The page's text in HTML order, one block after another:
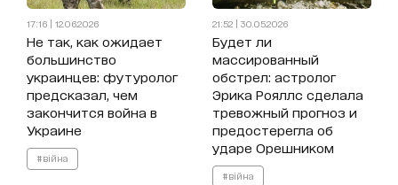
17:16 | 12.06.2026
Не так, как ожидает
большинство
украинцев: футуролог
предсказал, чем
закончится война в
Украине
#війна
21:52 | 30.05.2026
Будет ли
массированный
обстрел: астролог
Эрика Рояллс сделала
тревожный прогноз и
предостерегла об
ударе Орешником
#війна